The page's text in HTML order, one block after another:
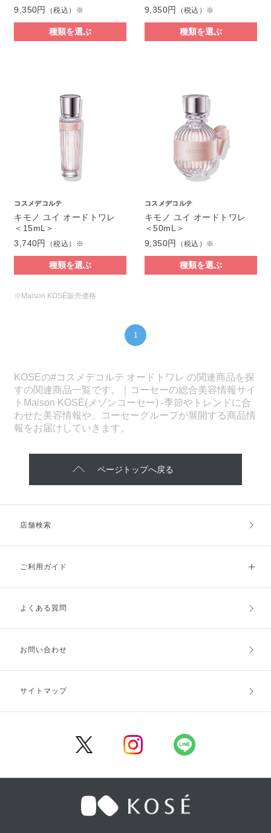
9,350円
（税込）※
種類を選ぶ
9,350円
（税込）※
種類を選ぶ
コスメデコルテ
キモノ ユイ オードトワレ
＜15mL＞
3,740円
（税込）※
種類を選ぶ
コスメデコルテ
キモノ ユイ オードトワレ
＜50mL＞
9,350円
（税込）※
種類を選ぶ
※Maison KOSÉ販売価格
1
KOSEの#コスメデコルテ オードトワレ の関連商品を探
すの関連商品一覧です。｜コーセーの総合美容情報サイ
トMaison KOSÉ(メゾンコーセー) -季節やトレンドに合
わせた美容情報や、コーセーグループが展開する商品情
報をお届けしていきます。
ページトップへ戻る
店舗検索
ご利用ガイド
ご利用ガイドトップ
お支払方法
キャンセル・返品・交換
よくある質問
お問い合わせ
サイトマップ